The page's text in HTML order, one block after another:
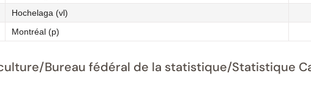
Hochelaga (vl)
Montréal (p)
Bureau fédéral de la statistique/Statistique